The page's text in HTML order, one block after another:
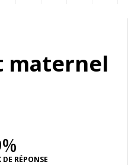
maternel
DE RÉPONSE